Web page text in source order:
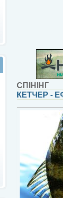
СПІНІНГ
КЕТЧЕР -